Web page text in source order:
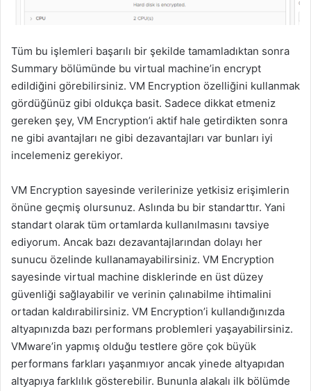
Tüm bu işlemleri başarılı bir şekilde tamamladıktan sonra
Summary bölümünde bu virtual machine’in encrypt
edildiğini görebilirsiniz. VM Encryption özelliğini kullanmak
gördüğünüz gibi oldukça basit. Sadece dikkat etmeniz
gereken şey, VM Encryption’i aktif hale getirdikten sonra
ne gibi avantajları ne gibi dezavantajları var bunları iyi
incelemeniz gerekiyor.
VM Encryption sayesinde verilerinize yetkisiz erişimlerin
önüne geçmiş olursunuz. Aslında bu bir standarttır. Yani
standart olarak tüm ortamlarda kullanılmasını tavsiye
ediyorum. Ancak bazı dezavantajlarından dolayı her
sunucu özelinde kullanamayabilirsiniz. VM Encryption
sayesinde virtual machine disklerinde en üst düzey
güvenliği sağlayabilir ve verinin çalınabilme ihtimalini
ortadan kaldırabilirsiniz. VM Encryption’i kullandığınızda
altyapınızda bazı performans problemleri yaşayabilirsiniz.
VMware’in yapmış olduğu testlere göre çok büyük
performans farkları yaşanmıyor ancak yinede altyapıdan
altyapıya farklılık gösterebilir. Bununla alakalı ilk bölümde